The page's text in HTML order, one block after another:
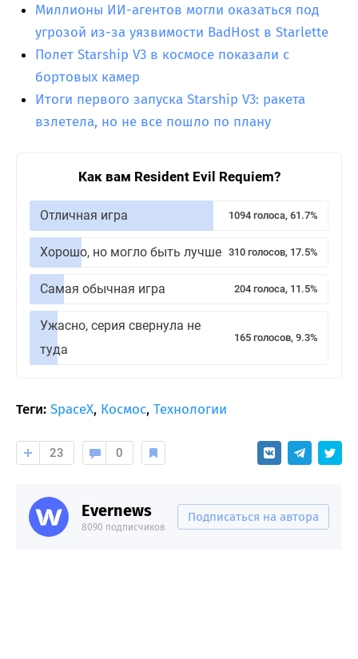
Миллионы ИИ-агентов могли оказаться под
угрозой из-за уязвимости BadHost в Starlette
Полет Starship V3 в космосе показали с
бортовых камер
Итоги первого запуска Starship V3: ракета
взлетела, но не все пошло по плану
Как вам Resident Evil Requiem?
Отличная игра 1094 голоса, 61.7%
Хорошо, но могло быть лучше 310 голосов, 17.5%
Самая обычная игра 204 голоса, 11.5%
Ужасно, серия свернула не
туда
165 голосов, 9.3%
Теги: SpaceX, Космос, Технологии
23 0
Evernews
8090 подписчиков
Подписаться на автора